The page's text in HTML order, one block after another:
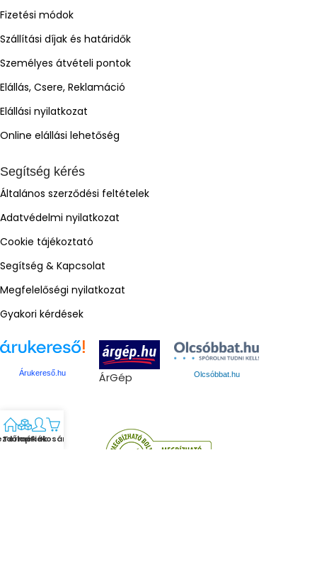
Fizetési módok
Szállítási díjak és határidők
Személyes átvételi pontok
Elállás, Csere, Reklamáció
Elállási nyilatkozat
Online elállási lehetőség
Segítség kérés
Általános szerződési feltételek
Adatvédelmi nyilatkozat
Cookie tájékoztató
Segítség & Kapcsolat
Megfelelőségi nyilatkozat
Gyakori kérdések
Árukereső.hu ÁrGép Olcsóbbat.hu
Termékek
FiókKosár